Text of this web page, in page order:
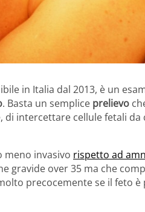
in Italia dal 2013, è un
. Basta un semplice prelievo
intercettare cellule fetali da
meno invasivo rispetto ad
gravide over 35 ma che
precocemente se il feto